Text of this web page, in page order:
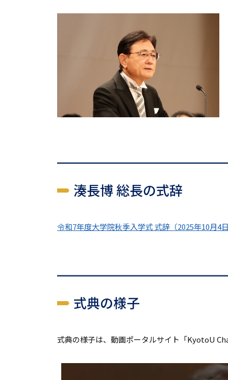
湊長博 総長の式辞
令和7年度大学院秋季入学式 式辞（2025年10月4日
式典の様子
式典の様子は、動画ポータルサイト「KyotoU